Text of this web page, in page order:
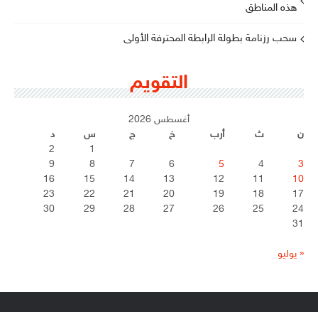
هذه المناطق
سحب رزنامة بطولة الرابطة المحترفة الأولى
التقويم
أغسطس 2026
ن
ث أرب خ ج س
د
1
2
3
4
5
6
7
8
9
10
11
12
13
14
15
16
17
18
19
20
21
22
23
24
25
26
27
28
29
30
31
« يوليو